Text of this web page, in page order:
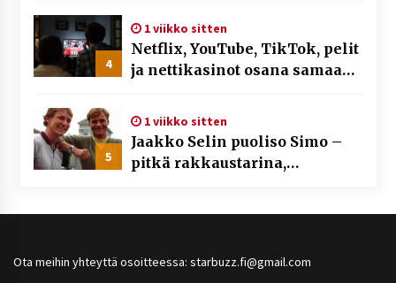
4
1 viikko sitten
Netflix, YouTube, TikTok, pelit
ja nettikasinot osana samaa
5
1 viikko sitten
Jaakko Selin puoliso Simo –
pitkä rakkaustarina,
Ota meihin yhteyttä osoitteessa: starbuzz.fi@gmail.com